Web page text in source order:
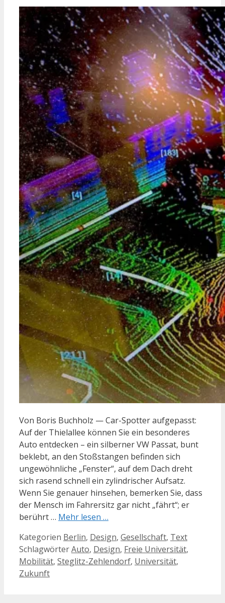
Von Boris Buchholz — Car-Spotter aufgepasst:
Auf der Thielallee können Sie ein besonderes
Auto entdecken – ein silberner VW Passat, bunt
beklebt, an den Stoßstangen befinden sich
ungewöhnliche „Fenster“, auf dem Dach dreht
sich rasend schnell ein zylindrischer Aufsatz.
Wenn Sie genauer hinsehen, bemerken Sie, dass
der Mensch im Fahrersitz gar nicht „fährt“; er
berührt … Mehr lesen …
Kategorien Berlin, Design, Gesellschaft, Text
SchlagwörterAuto, Design, Freie Universität,
Mobilität, Steglitz-Zehlendorf, Universität,
Zukunft